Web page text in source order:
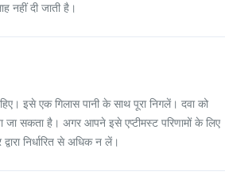
नहीं दी जाती है।
इसे एक गिलास पानी के साथ पूरा निगलें। दवा को
जा सकता है। अगर आपने इसे एप्टीमस्ट परिणामों के लिए
निर्धारित से अधिक न लें।